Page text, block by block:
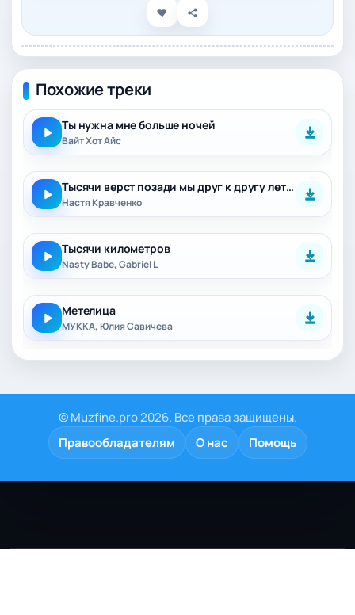
Похожие треки
Ты нужна мне больше ночей
Вайт Хот Айс
Тысячи верст позади мы друг к другу летели
Настя Кравченко
Тысячи километров
Nasty Babe, Gabriel L
Метелица
МУККА, Юлия Савичева
© Muzfine.pro 2026. Все права защищены.
Правообладателям
О нас Помощь